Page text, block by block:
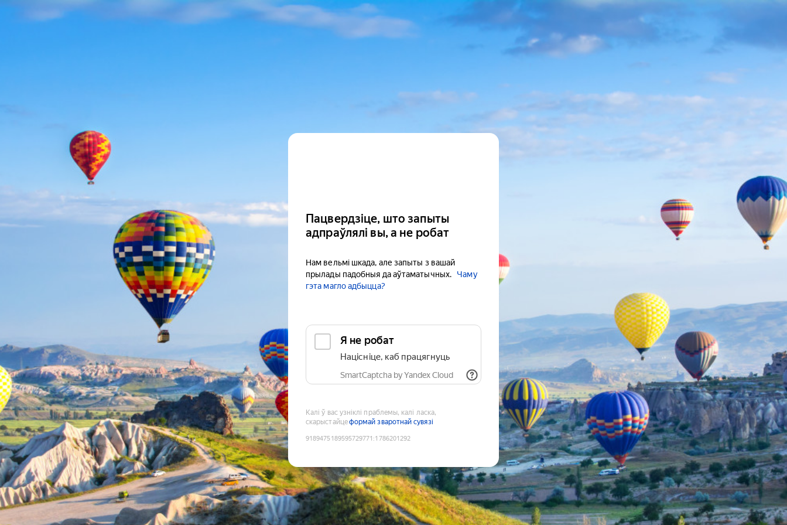
Пацвердзіце, што запыты
адпраўлялі вы, а не робат
Нам вельмі шкада, але запыты з вашай
прылады падобныя да аўтаматычных.
Чаму
гэта магло адбыцца?
Я не робат
Націсніце, каб працягнуць
SmartCaptcha by Yandex Cloud
Калі ў вас узніклі праблемы, калі ласка,
скарыстайцеформай зваротнай сувязі
9189475189595729771 :1786201292